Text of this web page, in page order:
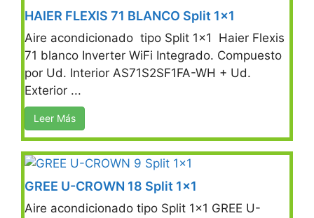
HAIER FLEXIS 71 BLANCO Split 1×1
Aire acondicionado tipo Split 1×1 Haier Flexis
71 blanco Inverter WiFi Integrado. Compuesto
por Ud. Interior AS71S2SF1FA-WH + Ud.
Exterior ...
Leer Más
GREE U-CROWN 18 Split 1×1
Aire acondicionado tipo Split 1×1 GREE U-